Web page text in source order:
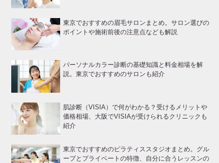
東京でおすすめの眉毛サロンまとめ。サロン選びの
ポイントや施術前後の注意点なども解説
パーソナルカラー診断の基礎知識と料金相場を解
説。東京でおすすめのサロンも紹介
肌診断（VISIA）で何がわかる？受けるメリットや
価格相場、大阪でVISIAが受けられるクリニックも
紹介
東京でおすすめのピラティススタジオまとめ。グル
ープとプライベートの特徴、自分に合うレッスンの